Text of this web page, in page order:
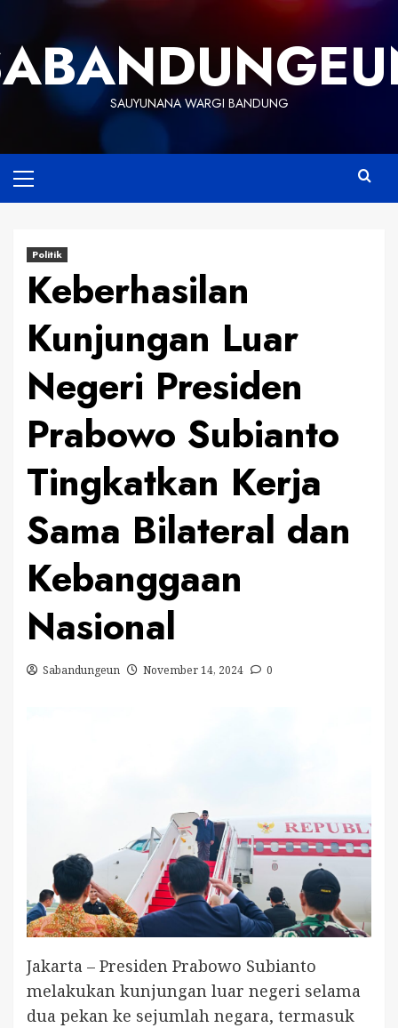
content
SAUYUNANA WARGI BANDUNG
Menu
Politik
Keberhasilan
Kunjungan Luar
Negeri Presiden
Prabowo Subianto
Tingkatkan Kerja
Sama Bilateral dan
Kebanggaan
Nasional
Sabandungeun November 14, 2024 0
Jakarta – Presiden Prabowo Subianto
melakukan kunjungan luar negeri selama
dua pekan ke sejumlah negara, termasuk